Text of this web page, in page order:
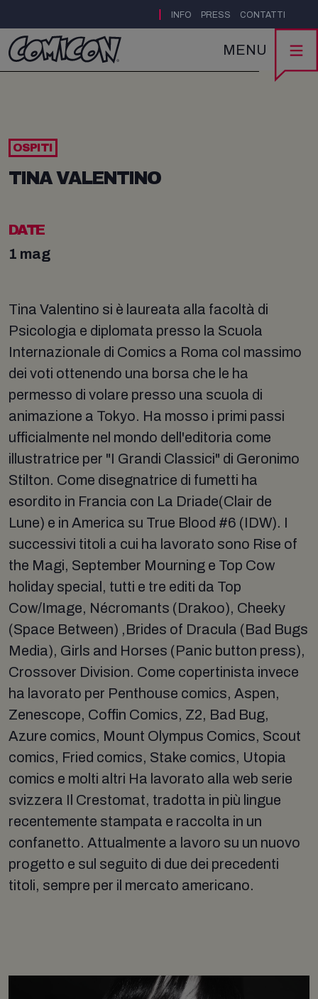
INFO PRESS CONTATTI
MENU
OSPITI
TINA VALENTINO
DATE
1 mag
Tina Valentino si è laureata alla facoltà di
Psicologia e diplomata presso la Scuola
Internazionale di Comics a Roma col massimo
dei voti ottenendo una borsa che le ha
permesso di volare presso una scuola di
animazione a Tokyo. Ha mosso i primi passi
ufficialmente nel mondo dell'editoria come
illustratrice per "I Grandi Classici" di Geronimo
Stilton. Come disegnatrice di fumetti ha
esordito in Francia con La Driade(Clair de
Lune) e in America su True Blood #6 (IDW). I
successivi titoli a cui ha lavorato sono Rise of
the Magi, September Mourning e Top Cow
holiday special, tutti e tre editi da Top
Cow/Image, Nécromants (Drakoo), Cheeky
(Space Between) ,Brides of Dracula (Bad Bugs
Media), Girls and Horses (Panic button press),
Crossover Division. Come copertinista invece
ha lavorato per Penthouse comics, Aspen,
Zenescope, Coffin Comics, Z2, Bad Bug,
Azure comics, Mount Olympus Comics, Scout
comics, Fried comics, Stake comics, Utopia
comics e molti altri Ha lavorato alla web serie
svizzera Il Crestomat, tradotta in più lingue
recentemente stampata e raccolta in un
confanetto. Attualmente a lavoro su un nuovo
progetto e sul seguito di due dei precedenti
titoli, sempre per il mercato americano.